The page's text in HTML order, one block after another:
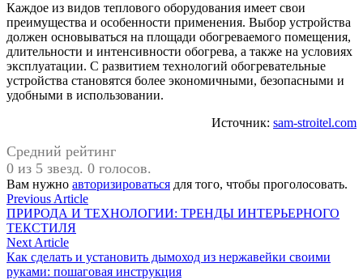
Каждое из видов теплового оборудования имеет свои
преимущества и особенности применения. Выбор устройства
должен основываться на площади обогреваемого помещения,
длительности и интенсивности обогрева, а также на условиях
эксплуатации. С развитием технологий обогревательные
устройства становятся более экономичными, безопасными и
удобными в использовании.
Источник: sam-stroitel.com
Средний рейтинг
0 из 5 звезд. 0 голосов.
Вам нужно авторизироваться для того, чтобы проголосовать.
Навигация
по
записям
Previous ArticlePrevious
article:
ПРИРОДА И ТЕХНОЛОГИИ: ТРЕНДЫ ИНТЕРЬЕРНОГО
ТЕКСТИЛЯ
Next ArticleNext
article:
Как сделать и установить дымоход из нержавейки своими
руками: пошаговая инструкция